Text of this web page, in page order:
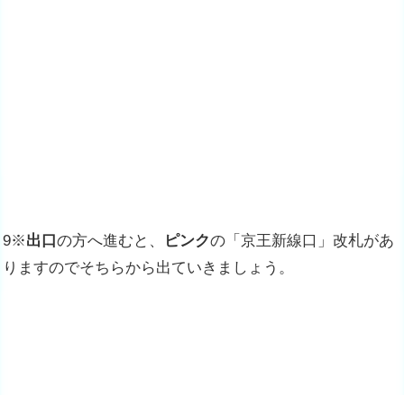
9※出口 の方へ進むと、 ピンクの「京王新線口」改札があ
りますのでそちらから出ていきましょう。